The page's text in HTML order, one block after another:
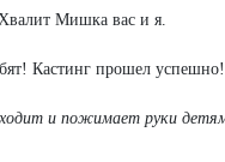
Мишка вас и я.
Кастинг прошел успешно!
и пожимает руки